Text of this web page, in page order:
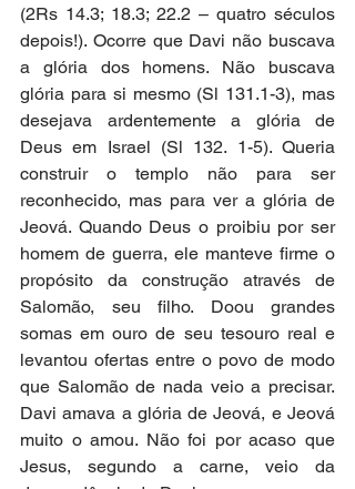
(2Rs 14.3; 18.3; 22.2 – quatro séculos
depois!). Ocorre que Davi não buscava
a glória dos homens. Não buscava
glória para si mesmo (Sl 131.1-3), mas
desejava ardentemente a glória de
Deus em Israel (Sl 132. 1-5). Queria
construir o templo não para ser
reconhecido, mas para ver a glória de
Jeová. Quando Deus o proibiu por ser
homem de guerra, ele manteve firme o
propósito da construção através de
Salomão, seu filho. Doou grandes
somas em ouro de seu tesouro real e
levantou ofertas entre o povo de modo
que Salomão de nada veio a precisar.
Davi amava a glória de Jeová, e Jeová
muito o amou. Não foi por acaso que
Jesus, segundo a carne, veio da